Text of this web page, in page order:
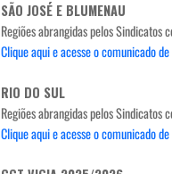
SÃO JOSÉ E BLUMENAU
Regiões abrangidas pelos Sindicatos
Clique aqui e acesse o comunicado
RIO DO SUL
Regiões abrangidas pelos Sindicatos
Clique aqui e acesse o comunicado